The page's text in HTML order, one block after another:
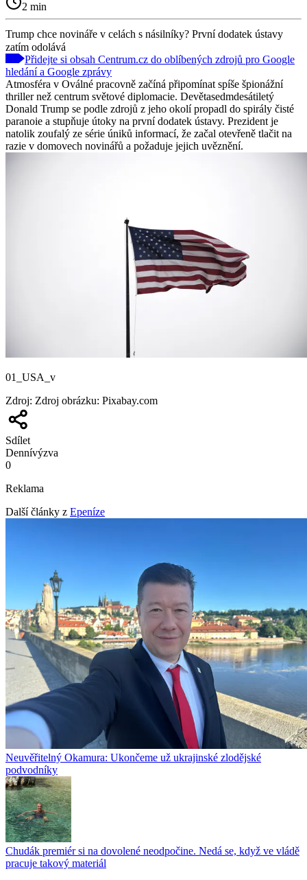
2 min
Trump chce novináře v celách s násilníky? První dodatek ústavy
zatím odolává
Přidejte si obsah Centrum.cz do oblíbených zdrojů pro Google
hledání a Google zprávy
Atmosféra v Oválné pracovně začíná připomínat spíše špionážní
thriller než centrum světové diplomacie. Devětasedmdesátiletý
Donald Trump se podle zdrojů z jeho okolí propadl do spirály čisté
paranoie a stupňuje útoky na první dodatek ústavy. Prezident je
natolik zoufalý ze série úniků informací, že začal otevřeně tlačit na
razie v domovech novinářů a požaduje jejich uvěznění.
01_USA_v
Zdroj: Zdroj obrázku: Pixabay.com
Sdílet
Dennívýzva
0
Reklama
Další články z Epeníze
Neuvěřitelný Okamura: Ukončeme už ukrajinské zlodějské
podvodníky
Chudák premiér si na dovolené neodpočine. Nedá se, když ve vládě
pracuje takový materiál